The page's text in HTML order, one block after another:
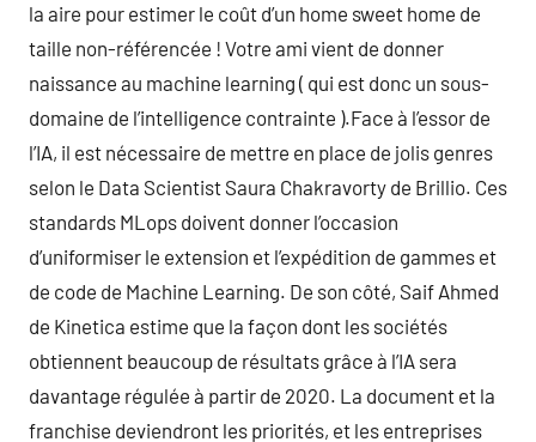
la aire pour estimer le coût d’un home sweet home de
taille non-référencée ! Votre ami vient de donner
naissance au machine learning ( qui est donc un sous-
domaine de l’intelligence contrainte ).Face à l’essor de
l’IA, il est nécessaire de mettre en place de jolis genres
selon le Data Scientist Saura Chakravorty de Brillio. Ces
standards MLops doivent donner l’occasion
d’uniformiser le extension et l’expédition de gammes et
de code de Machine Learning. De son côté, Saif Ahmed
de Kinetica estime que la façon dont les sociétés
obtiennent beaucoup de résultats grâce à l’IA sera
davantage régulée à partir de 2020. La document et la
franchise deviendront les priorités, et les entreprises